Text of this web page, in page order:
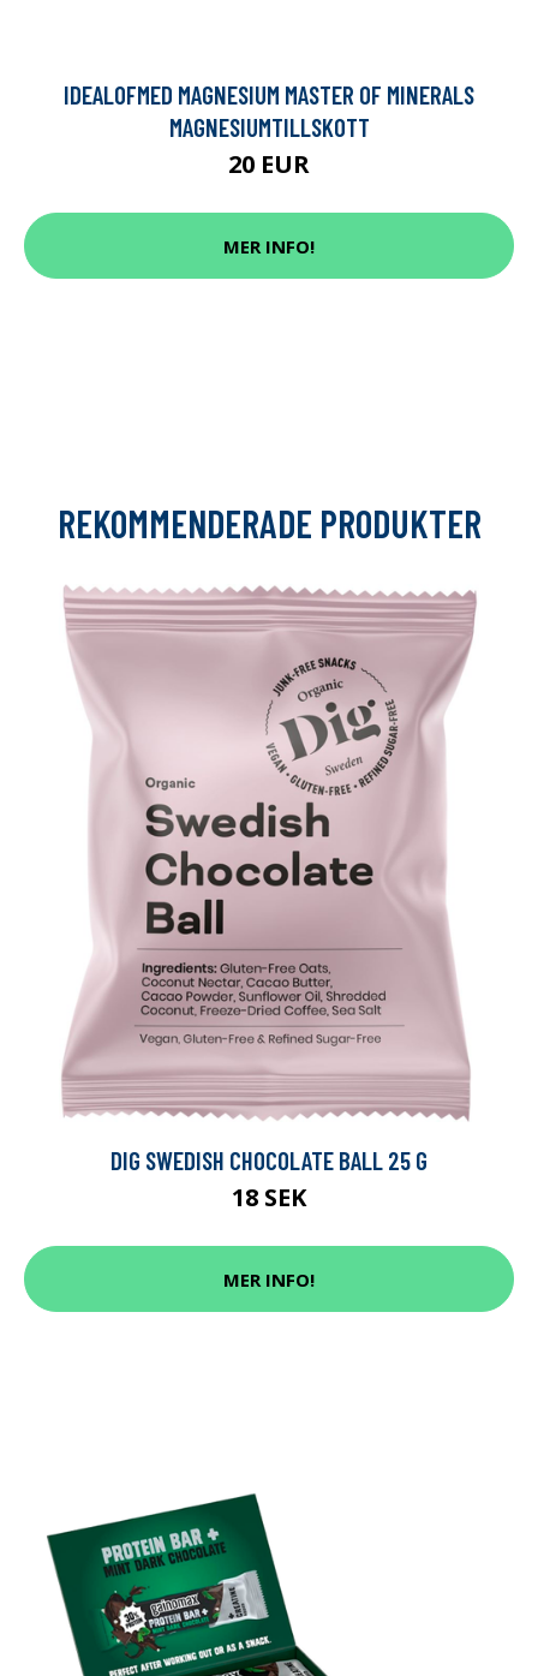
IDEALOFMED MAGNESIUM MASTER OF MINERALS
MAGNESIUMTILLSKOTT
20 EUR
MER INFO!
REKOMMENDERADE PRODUKTER
DIG SWEDISH CHOCOLATE BALL 25 G
18 SEK
MER INFO!